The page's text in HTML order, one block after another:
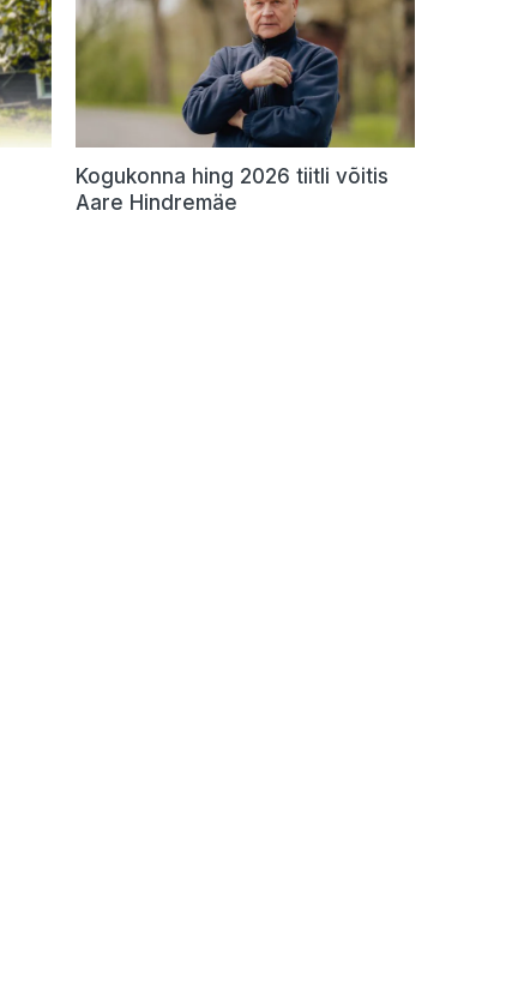
Kogukonna hing 2026 tiitli võitis
Aare Hindremäe